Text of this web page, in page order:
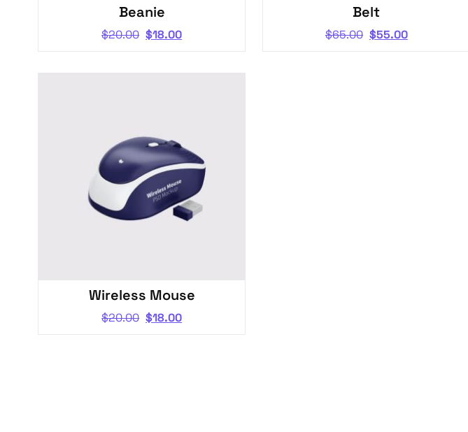
Beanie
$20.00 $18.00
Belt
$65.00 $55.00
Wireless Mouse
$20.00 $18.00